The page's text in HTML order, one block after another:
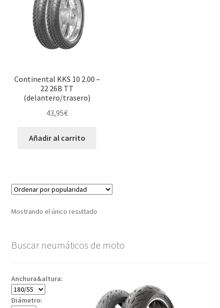
Continental KKS 10 2.00 –
22 26B TT
(delantero/trasero)
43,95€
Añadir al carrito
Mostrando el único resultado
Buscar neumáticos de moto
Anchura&altura:
Diámetro: